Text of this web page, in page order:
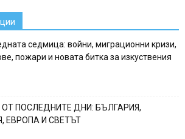
седмица: войни, миграционни кризи,
пожари и новата битка за изкуствения
ПОСЛЕДНИТЕ ДНИ: БЪЛГАРИЯ,
ЕВРОПА И СВЕТЪТ